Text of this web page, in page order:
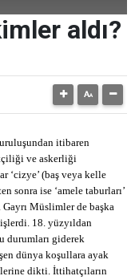
aldı?
itibaren
ve askerliği
‘cizye’ (baş veya kelle
sonra ise ‘amele taburları’
Müslimler de başka
18. yüzyıldan
durumları giderek
dünya koşullara ayak
dikti. İttihatçıların